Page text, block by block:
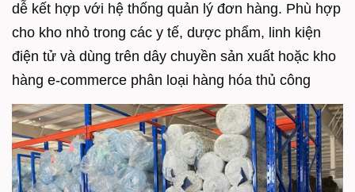
dễ kết hợp với hệ thống quản lý đơn hàng. Phù hợp
cho kho nhỏ trong các y tế, dược phẩm, linh kiện
điện tử và dùng trên dây chuyền sản xuất hoặc kho
hàng e-commerce phân loại hàng hóa thủ công